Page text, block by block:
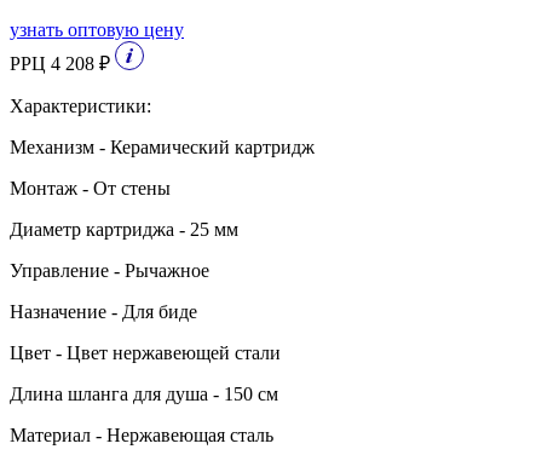
узнать оптовую цену
РРЦ 4 208 ₽
Характеристики:
Механизм - Керамический картридж
Монтаж - От стены
Диаметр картриджа - 25 мм
Управление - Рычажное
Назначение - Для биде
Цвет - Цвет нержавеющей стали
Длина шланга для душа - 150 см
Материал - Нержавеющая сталь